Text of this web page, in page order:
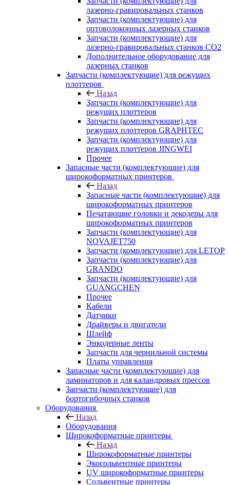
лазерно-гравировальных станков
Запчасти (комплектующие) для
оптоволоконных лазерных станков
Запчасти (комплектующие) для
лазерно-гравировальных станков CO2
Дополнительное оборудование для
лазерных станков
Запчасти (комплектующие) для режущих
плоттеров
Назад
Запчасти (комплектующие) для
режущих плоттеров
Запчасти (комплектующие) для
режущих плоттеров GRAPHTEC
Запчасти (комплектующие) для
режущих плоттеров JINGWEI
Прочее
Запасные части (комплектующие) для
широкоформатных принтеров
Назад
Запасные части (комплектующие) для
широкоформатных принтеров
Печатающие головки и декодеры для
широкоформатных принтеров
Запчасти (комплектующие) для
NOVAJET750
Запчасти (комплектующие) для LETOP
Запчасти (комплектующие) для
GRANDO
Запчасти (комплектующие) для
GUANGCHEN
Прочее
Кабели
Датчики
Драйверы и двигатели
Шлейф
Энкодерные ленты
Запчасти для чернильной системы
Платы управления
Запасные части (комплектующие) для
ламинаторов и для каландровых прессов
Запчасти (комплектующие) для
бортогибочных станков
Оборудования
Назад
Оборудования
Широкоформатные принтеры
Назад
Широкоформатные принтеры
Экосольвентные принтеры
UV широкоформатные принтеры
Сольвентные принтеры